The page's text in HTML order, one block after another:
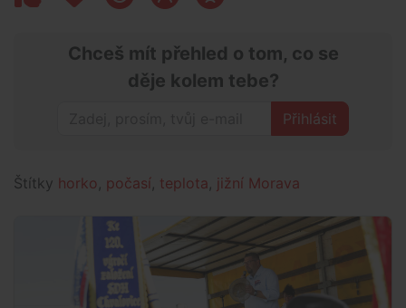
Chceš mít přehled o tom, co se
děje kolem tebe?
Přihlásit
Štítky horko počasí teplota jižní Morava